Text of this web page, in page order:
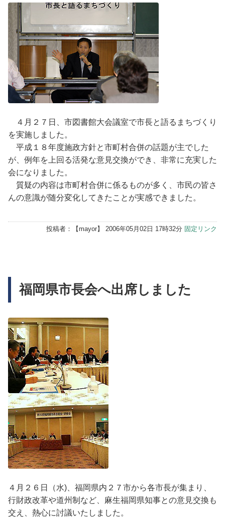
４月２７日、市図書館大会議室で市長と語るまちづくり
を実施しました。
平成１８年度施政方針と市町村合併の話題が主でした
が、例年を上回る活発な意見交換ができ、非常に充実した
会になりました。
質疑の内容は市町村合併に係るものが多く、市民の皆さ
んの意識が随分変化してきたことが実感できました。
投稿者：【mayor】 2006年05月02日 17時32分 固定リンク
福岡県市長会へ出席しました
４月２６日（水)、福岡県内２７市から各市長が集まり、
行財政改革や道州制など、麻生福岡県知事との意見交換も
交え、熱心に討議いたしました。